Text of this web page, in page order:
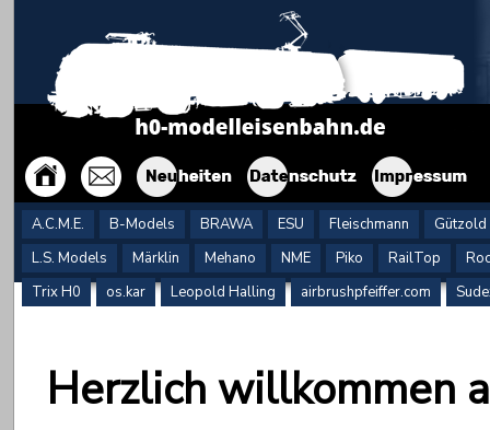
A.C.M.E. B-Models BRAWA ESU Fleischmann
Gützold
L.S. Models
Märklin Mehano NME Piko RailTop
Trix H0
os.kar Leopold Halling airbrushpfeiffer.com
Herzlich willkommen